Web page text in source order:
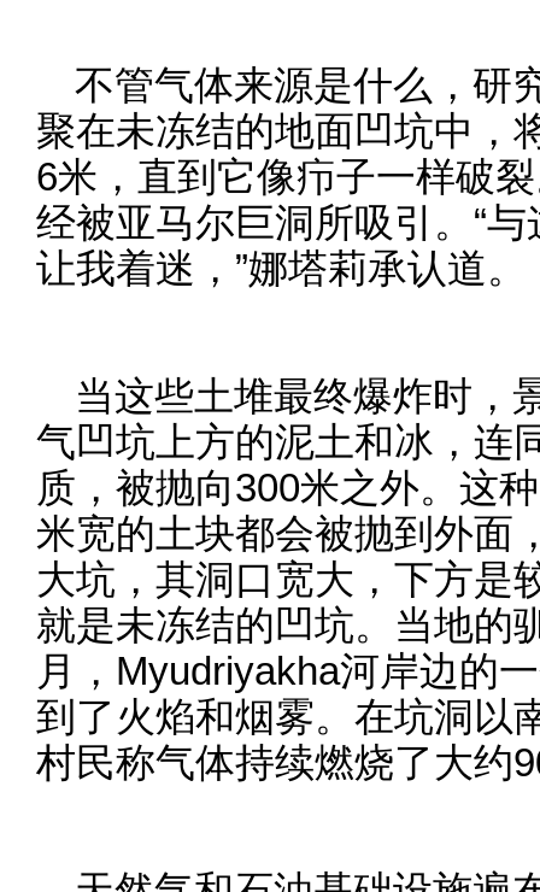
不管气体来源是什么，研
聚在未冻结的地面凹坑中，
6米，直到它像疖子一样破
经被亚马尔巨洞所吸引。“
让我着迷，”娜塔莉承认道。
当这些土堆最终爆炸时，
气凹坑上方的泥土和冰，连
质，被抛向300米之外。这
米宽的土块都会被抛到外面
大坑，其洞口宽大，下方
就是未冻结的凹坑。当地的
月，Myudriyakha河岸边的
到了火焰和烟雾。在坑洞以
村民称气体持续燃烧了大约